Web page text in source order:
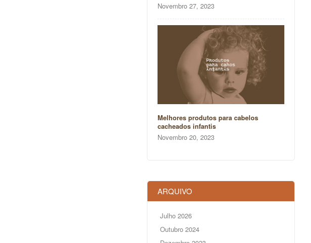
Novembro 27, 2023
Melhores produtos para cabelos
cacheados infantis
Novembro 20, 2023
ARQUIVO
Julho 2026
Outubro 2024